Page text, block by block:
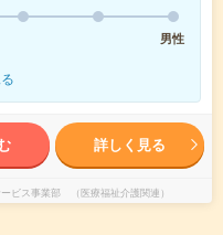
男性
詳しく見る
ビス事業部 （医療福祉介護関連）